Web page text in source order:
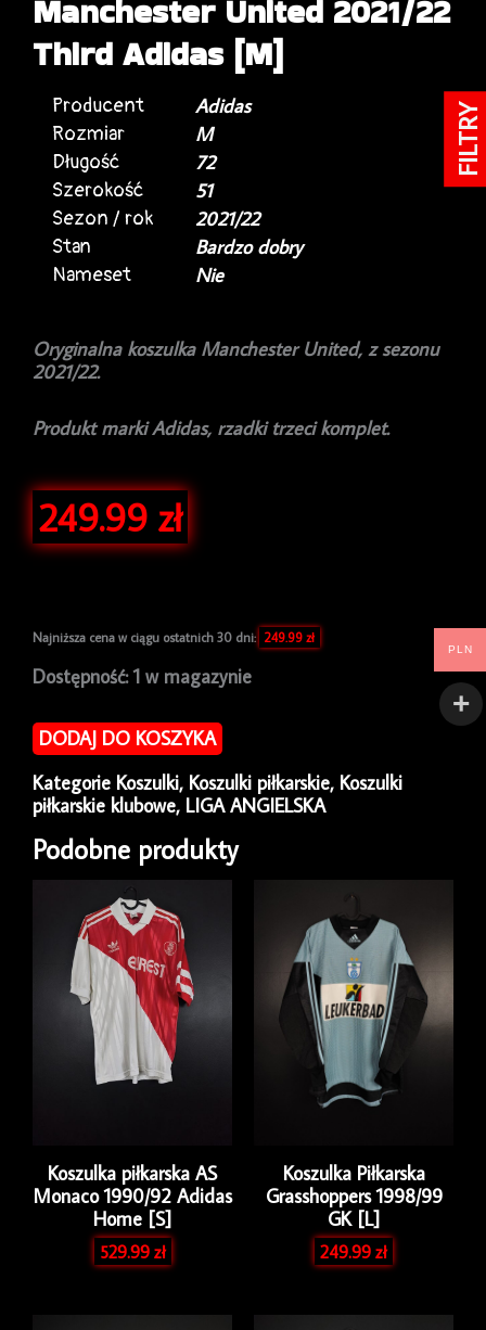
Manchester United 2021/22
Third Adidas [M]
Producent
Adidas
Rozmiar
M
Długość
72
Szerokość
51
Sezon / rok
2021/22
Stan
Bardzo dobry
Nameset
Nie
Oryginalna koszulka Manchester United, z sezonu
2021/22.
Produkt marki Adidas, rzadki trzeci komplet.
249.99 zł
Najniższa cena w ciągu ostatnich 30 dni: 249.99 zł
Dostępność: 1 w magazynie
ilość
piłkarska
Manchester
2021/22
Third
Adidas
[M]
DODAJ DO KOSZYKA
Kategorie Koszulki, Koszulki piłkarskie, Koszulki
piłkarskie klubowe, LIGA ANGIELSKA
Podobne produkty
Koszulka piłkarska AS
Monaco 1990/92 Adidas
Home [S]
529.99zł
Koszulka Piłkarska
Grasshoppers 1998/99
GK [L]
249.99zł
PLN
FILTRY